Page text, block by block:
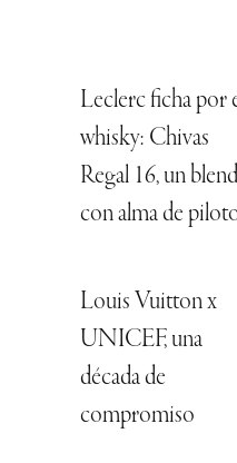
Leclerc ficha por
whisky: Chivas
Regal 16, un blend
con alma de
Louis Vuitton x
UNICEF, una
década de
compromiso